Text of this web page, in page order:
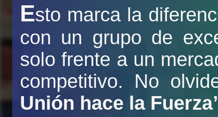
Esto marca la
con un grupo de
solo frente a un
competitivo. No
Unión hace la